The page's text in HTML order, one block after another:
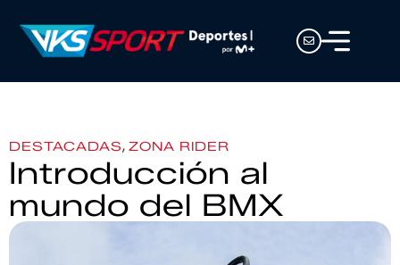
DESTACADAS, ZONA RIDER
Introducción al
mundo del BMX